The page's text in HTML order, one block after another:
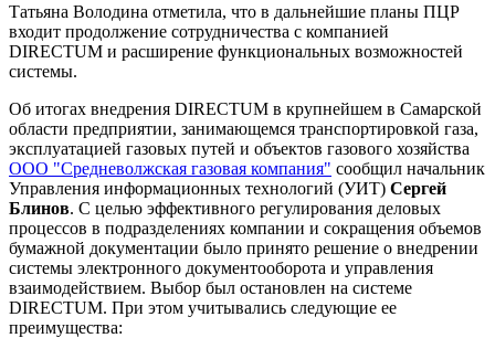
Татьяна Володина отметила, что в дальнейшие планы ПЦР
входит продолжение сотрудничества с компанией
DIRECTUM и расширение функциональных возможностей
системы.
Об итогах внедрения DIRECTUM в крупнейшем в Самарской
области предприятии, занимающемся транспортировкой газа,
эксплуатацией газовых путей и объектов газового хозяйства
ООО "Средневолжская газовая компания" сообщил начальник
Управления информационных технологий (УИТ) Сергей
Блинов. С целью эффективного регулирования деловых
процессов в подразделениях компании и сокращения объемов
бумажной документации было принято решение о внедрении
системы электронного документооборота и управления
взаимодействием. Выбор был остановлен на системе
DIRECTUM. При этом учитывались следующие ее
преимущества: